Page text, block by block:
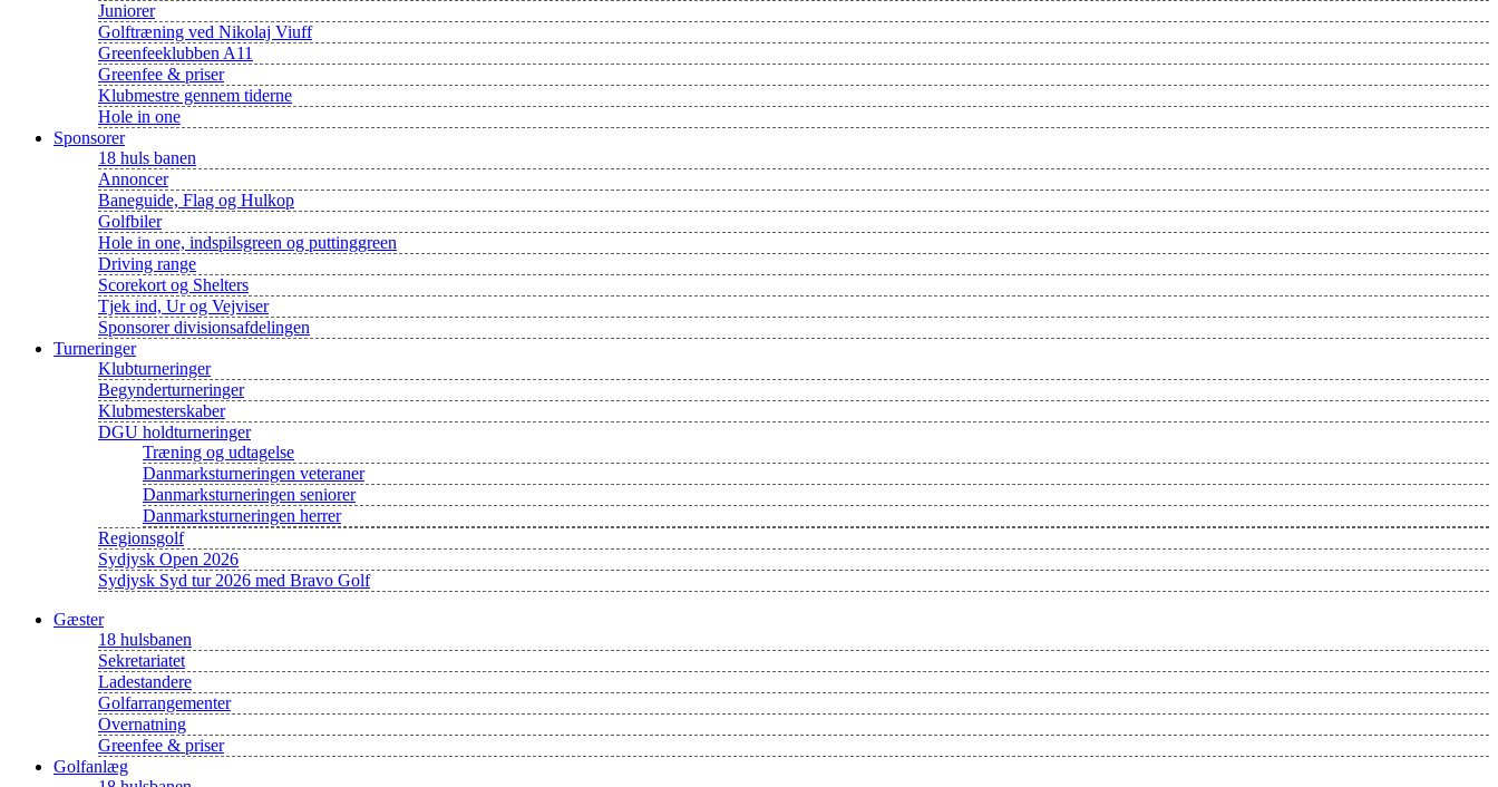
Juniorer
Golftræning ved Nikolaj Viuff
Greenfeeklubben A11
Greenfee & priser
Klubmestre gennem tiderne
Hole in one
Sponsorer
18 huls banen
Annoncer
Baneguide, Flag og Hulkop
Golfbiler
Hole in one, indspilsgreen og puttinggreen
Driving range
Scorekort og Shelters
Tjek ind, Ur og Vejviser
Sponsorer divisionsafdelingen
Turneringer
Klubturneringer
Begynderturneringer
Klubmesterskaber
DGU holdturneringer
Træning og udtagelse
Danmarksturneringen veteraner
Danmarksturneringen seniorer
Danmarksturneringen herrer
Regionsgolf
Sydjysk Open 2026
Sydjysk Syd tur 2026 med Bravo Golf
Gæster
18 hulsbanen
Sekretariatet
Ladestandere
Golfarrangementer
Overnatning
Greenfee & priser
Golfanlæg